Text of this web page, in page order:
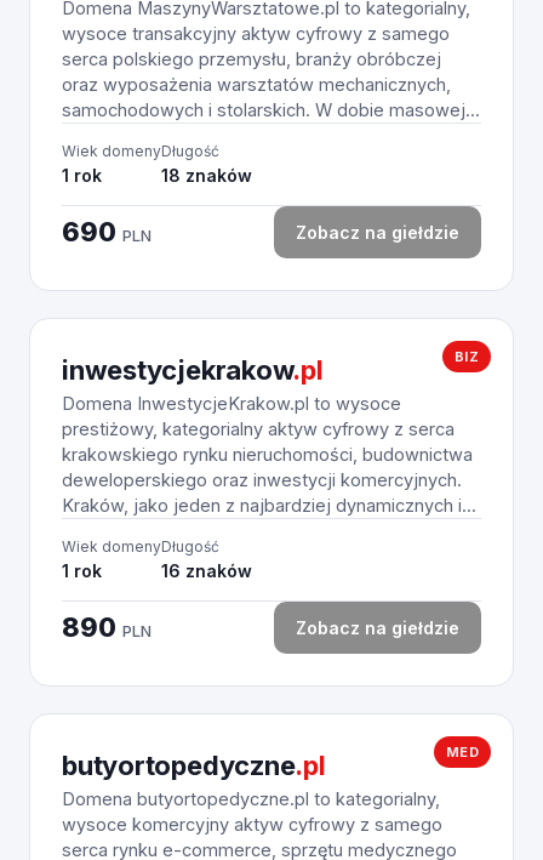
Domena MaszynyWarsztatowe.pl to kategorialny,
wysoce transakcyjny aktyw cyfrowy z samego
serca polskiego przemysłu, branży obróbczej
oraz wyposażenia warsztatów mechanicznych,
samochodowych i stolarskich. W dobie masowej...
Wiek domeny
1 rok
Długość
18 znaków
690 PLN Zobacz na giełdzie
BIZ
inwestycjekrakow.pl
Domena InwestycjeKrakow.pl to wysoce
prestiżowy, kategorialny aktyw cyfrowy z serca
krakowskiego rynku nieruchomości, budownictwa
deweloperskiego oraz inwestycji komercyjnych.
Kraków, jako jeden z najbardziej dynamicznych i...
Wiek domeny
1 rok
Długość
16 znaków
890 PLN Zobacz na giełdzie
MED
butyortopedyczne.pl
Domena butyortopedyczne.pl to kategorialny,
wysoce komercyjny aktyw cyfrowy z samego
serca rynku e-commerce, sprzętu medycznego